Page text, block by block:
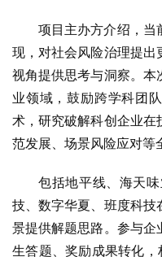
项目主办方介绍，当
现，对社会风险治理提
视角提供思考与洞察。
业领域，鼓励跨学科团
术，研究破解科创企业
范发展、场景风险应对等
包括地平线、海天
技、数字华夏、班度科技
景提供解题思路。参与企
生答题、奖励成果转化